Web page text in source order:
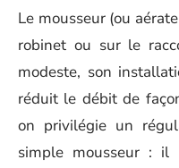
Le mousseur (ou
robinet ou sur le
modeste, son
réduit le débit de
on privilégie un
simple mousseur : il